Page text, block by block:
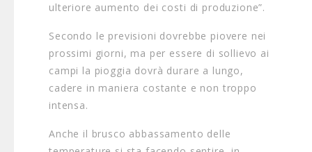
ulteriore aumento dei costi di produzione”.
Secondo le previsioni dovrebbe piovere nei
prossimi giorni, ma per essere di sollievo ai
campi la pioggia dovrà durare a lungo,
cadere in maniera costante e non troppo
intensa.
Anche il brusco abbassamento delle